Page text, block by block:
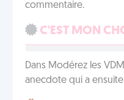
commentaire.
C'EST MON
Dans Modérez les
anecdote qui a